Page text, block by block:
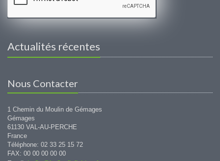
Actualités récentes
Nous Contacter
1 Chemin du Moulin de Gémages
Gémages
61130 VAL-AU-PERCHE
France
Téléphone: 02 33 25 15 72
FAX: 00 00 00 00 00